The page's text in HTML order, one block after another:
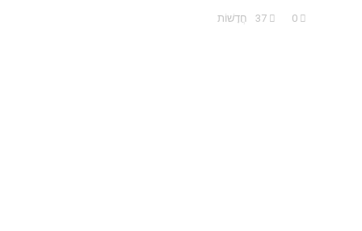
חֲדָשׁוֹת 0
37